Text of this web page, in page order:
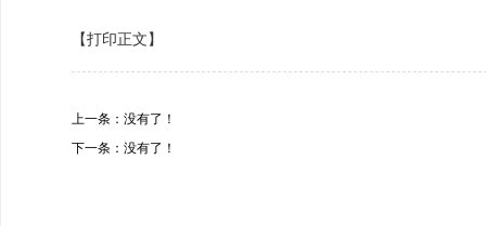
【打印正文】
上一条：没有了！
下一条：没有了！